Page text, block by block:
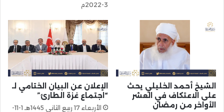
3-2022م
الشيخ أحمد الخليلي يحث
على الاعتكاف في العشر
الأواخر من رمضان
الإعلان عن البيان الختامي لـ
“اجتماع غزة الطارئ”
الأربعاء 17 ربيع الثاني 1445هـ 1-11-